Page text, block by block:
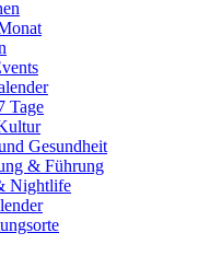
Tage
Gesundheit
& Führung
Nightlife